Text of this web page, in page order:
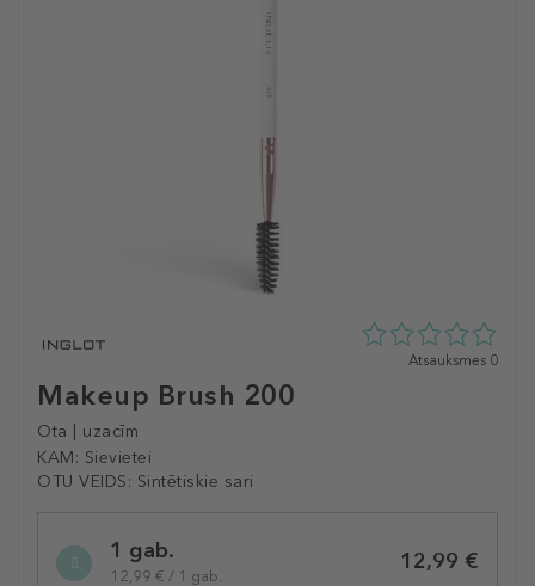
Makeup Brush 200
Ota | uzacīm
KAM: Sievietei
OTU VEIDS: Sintētiskie sari
0
Atsauksmes 0
variation1 gab.
12,99 € / 1 gab.
12,99 €